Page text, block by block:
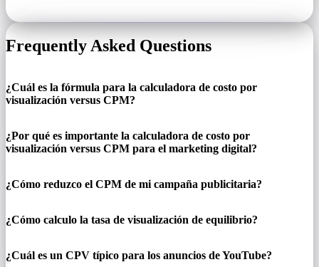
Frequently Asked Questions
¿Cuál es la fórmula para la calculadora de costo por
visualización versus CPM?
¿Por qué es importante la calculadora de costo por
visualización versus CPM para el marketing digital?
¿Cómo reduzco el CPM de mi campaña publicitaria?
¿Cómo calculo la tasa de visualización de equilibrio?
¿Cuál es un CPV típico para los anuncios de YouTube?